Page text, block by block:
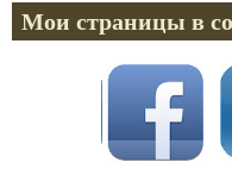
Мои страницы в